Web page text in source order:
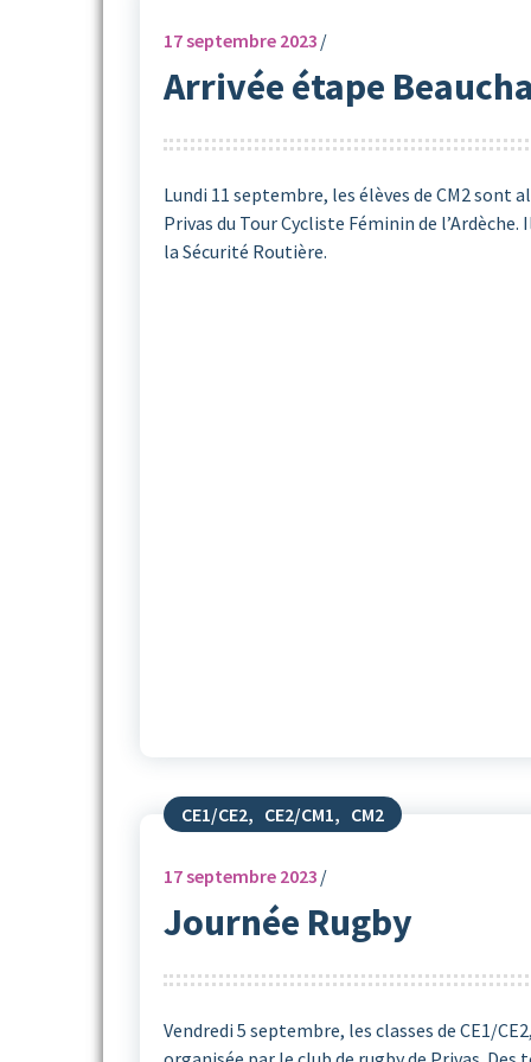
17septembre 2023
Arrivée étape
Lundi 11 septembre, les élèves de CM2 sont
Privas du Tour Cycliste Féminin de
la Sécurité Routière.
CE1/CE2, CE2/CM1, CM2
17septembre 2023
Journée Rugby
Vendredi 5 septembre, les classes de CE1/